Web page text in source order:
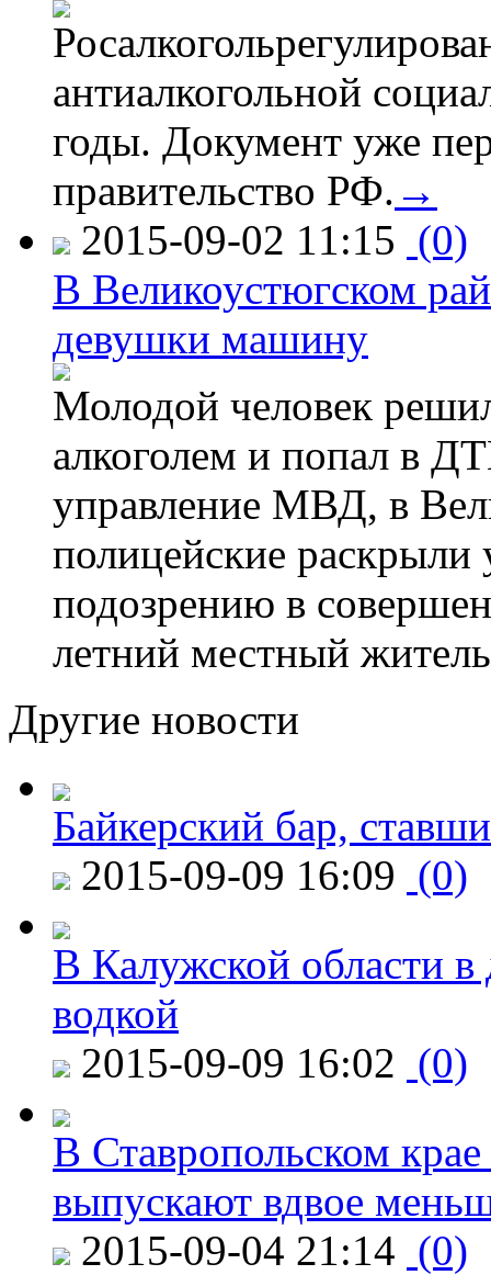
антиалкогольной
годы. Документ уже
правительство РФ. →
2015-09-02 11:15 (0)
В Великоустюгском
девушки машину
Молодой человек
алкоголем и попал в
управление МВД, в
полицейские
подозрению в
летний местный
Другие новости
Байкерский бар,
2015-09-09 16:09 (0)
В Калужской области в
водкой
2015-09-09 16:02 (0)
В Ставропольском
выпускают вдвое
2015-09-04 21:14 (0)